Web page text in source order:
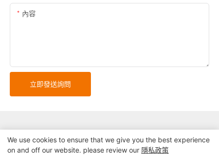
內容
立即發送詢問
版權所有© 2025 深圳市精實自助終端系統有限公司 |
We use cookies to ensure that we give you the best experience
on and off our website. please review our 隱私政策